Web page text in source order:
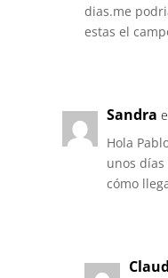
dias.me
estas el
Sandra
Hola
unos
cómo